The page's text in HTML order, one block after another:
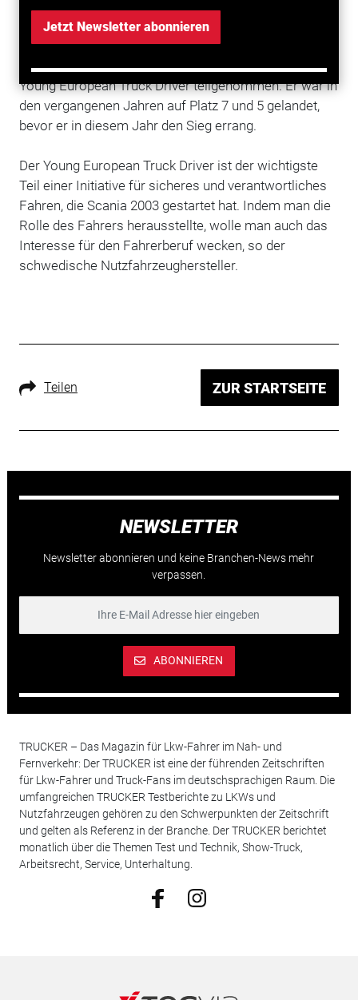
Jetzt Newsletter abonnieren
Patrick Schildmann, der gemeinsam mit seinem Vater
dasUnternehmenSchildmann Transporte in Bielefeld
führt, hatte bereits zum dritten Mal am Wettbewerb
Young European Truck Driver teilgenommen. Er war in
den vergangenen Jahren auf Platz 7 und 5 gelandet,
bevor er in diesem Jahr den Sieg errang.
Der Young European Truck Driver ist der wichtigste
Teil einer Initiative für sicheres und verantwortliches
Fahren, die Scania 2003 gestartet hat. Indem man die
Rolle des Fahrers herausstellte, wolle man auch das
Interesse für den Fahrerberuf wecken, so der
schwedische Nutzfahrzeughersteller.
Teilen ZUR STARTSEITE
NEWSLETTER
Newsletter abonnieren und keine Branchen-News mehr
verpassen.
ABONNIEREN
TRUCKER – Das Magazin für Lkw-Fahrer im Nah- und
Fernverkehr: Der TRUCKER ist eine der führenden Zeitschriften
für Lkw-Fahrer und Truck-Fans im deutschsprachigen Raum. Die
umfangreichen TRUCKER Testberichte zu LKWs und
Nutzfahrzeugen gehören zu den Schwerpunkten der Zeitschrift
und gelten als Referenz in der Branche. Der TRUCKER berichtet
monatlich über die Themen Test und Technik, Show-Truck,
Arbeitsrecht, Service, Unterhaltung.